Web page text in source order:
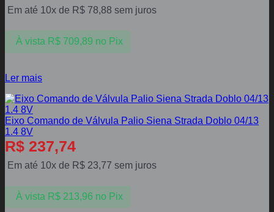
Em até 10x de R$ 78,88 sem juros
À vista R$709,89 no Pix
Ler mais
Eixo Comando de Válvula Palio Siena Strada Doblo 04/13
1.4 8V
R$ 237,74
Em até 10x de R$ 23,77 sem juros
À vista R$213,96 no Pix